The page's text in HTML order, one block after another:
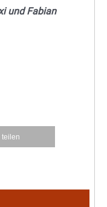
und Fabian
teilen